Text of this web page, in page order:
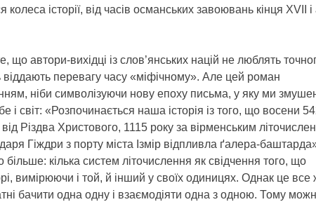
колеса історії, від часів османських завоювань кінця XVІІ
що автори-вихідці із слов’янських націй не люблять
віддають перевагу часу «міфічному». Але цей роман
ніби символізуючи нову епоху письма, у яку ми
і світ: «Розпочинається наша історія із того, що восени
Різдва Христового, 1115 року за вірменським
Гіждри з порту міста Ізмір відпливла ґалера-
кілька систем літочислення як свідчення того, що
вимірюючи і той, й інший у своїх одиницях. Однак це все
бачити одна одну і взаємодіяти одна з одною. Тому